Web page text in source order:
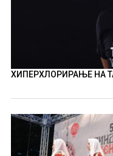
ХИПЕРХЛОРИРАЊЕ НА